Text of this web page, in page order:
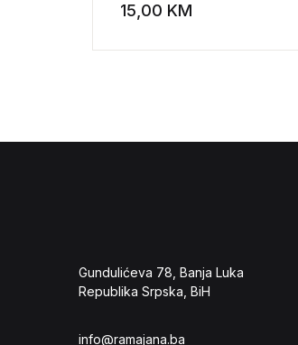
15,00 KM
Gundulićeva 78, Banja Luka
Republika Srpska, BiH
info@ramajana.ba